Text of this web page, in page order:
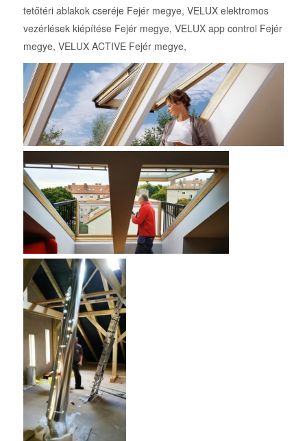
tetőtéri ablakok cseréje Fejér megye, VELUX elektromos
vezérlések kiépítése Fejér megye, VELUX app control Fejér
megye, VELUX ACTIVE Fejér megye,